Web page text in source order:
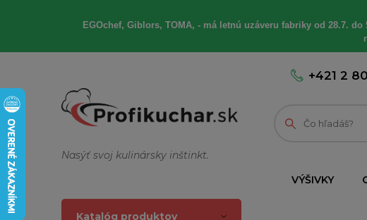
EGOchef, Giblors, TOMA, - má letnú uzáveru fabriky od 28.7.
Nasýť svoj kulinársky inštinkt.
+421 2
VÝŠIVKY
Katalóg produktov